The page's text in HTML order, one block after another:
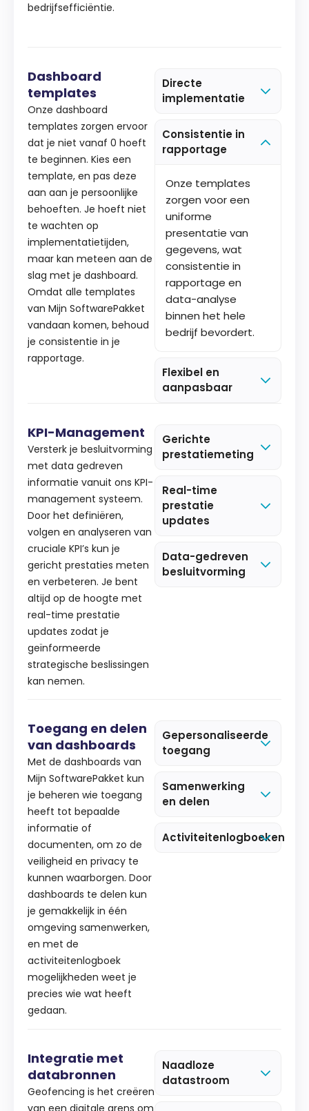
bedrijfsefficiëntie.
Dashboard
templates
Onze dashboard
templates zorgen ervoor
dat je niet vanaf 0 hoeft
te beginnen. Kies een
template, en pas deze
aan aan je persoonlijke
behoeften. Je hoeft niet
te wachten op
implementatietijden,
maar kan meteen aan de
slag met je dashboard.
Omdat alle templates
van Mijn SoftwarePakket
vandaan komen, behoud
je consistentie in je
rapportage.
Directe
implementatie
Consistentie in
rapportage
Onze templates
zorgen voor een
uniforme
presentatie van
gegevens, wat
consistentie in
rapportage en
data-analyse
binnen het hele
bedrijf bevordert.
Flexibel en
aanpasbaar
KPI-Management
Versterk je besluitvorming
met data gedreven
informatie vanuit ons KPI-
management systeem.
Door het definiëren,
volgen en analyseren van
cruciale KPI’s kun je
gericht prestaties meten
en verbeteren. Je bent
altijd op de hoogte met
real-time prestatie
updates zodat je
geïnformeerde
strategische beslissingen
kan nemen.
Gerichte
prestatiemeting
Real-time
prestatie
updates
Data-gedreven
besluitvorming
Toegang en delen
van dashboards
Met de dashboards van
Mijn SoftwarePakket kun
je beheren wie toegang
heeft tot bepaalde
informatie of
documenten, om zo de
veiligheid en privacy te
kunnen waarborgen. Door
dashboards te delen kun
je gemakkelijk in één
omgeving samenwerken,
en met de
activiteitenlogboek
mogelijkheden weet je
precies wie wat heeft
gedaan.
Gepersonaliseerde
toegang
Samenwerking
en delen
Activiteitenlogboeken
Integratie met
databronnen
Geofencing is het creëren
van een digitale grens om
Naadloze
datastroom